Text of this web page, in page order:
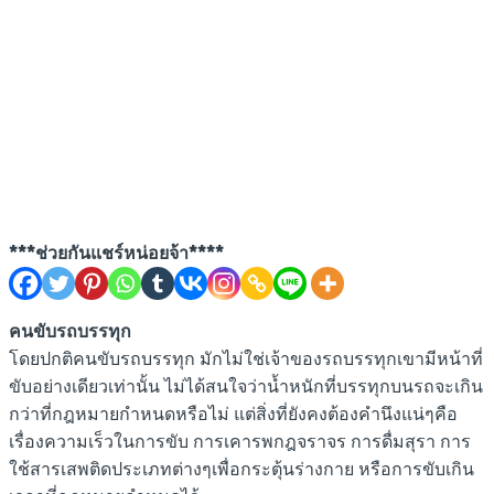
***ช่วยกันแชร์หน่อยจ้า****
คนขับรถบรรทุก
โดยปกติคนขับรถบรรทุก มักไม่ใช่เจ้าของรถบรรทุกเขามีหน้าที่
ขับอย่างเดียวเท่านั้น ไม่ได้สนใจว่าน้ำหนักที่บรรทุกบนรถจะเกิน
กว่าที่กฎหมายกำหนดหรือไม่ แต่สิ่งที่ยังคงต้องคำนึงแน่ๆคือ
เรื่องความเร็วในการขับ การเคารพกฎจราจร การดื่มสุรา การ
ใช้สารเสพติดประเภทต่างๆเพื่อกระตุ้นร่างกาย หรือการขับเกิน